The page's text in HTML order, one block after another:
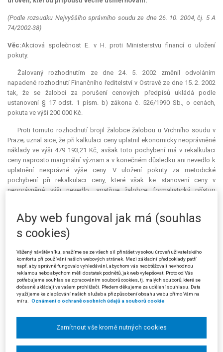
(Podle rozsudku Nejvyššího správního soudu ze dne 26. 10. 2004, čj. 5 A
74/2002-38)
Věc:Akciová společnost E. v H. proti Ministerstvu financí o uložení
pokuty.
Žalovaný rozhodnutím ze dne 24. 5. 2002 změnil odvoláním
napadené rozhodnutí Finančního ředitelství v Ostravě ze dne 15. 2. 2002
tak, že se žalobci za porušení cenových předpisů ukládá podle
ustanovení § 17 odst. 1 písm. b) zákona č. 526/1990 Sb., o cenách,
pokuta ve výši 200 000 Kč.
Proti tomuto rozhodnutí brojil žalobce žalobou u Vrchního soudu v
Praze; uznal sice, že při kalkulaci ceny uplatnil ekonomicky neoprávněné
náklady ve výši 479 193,21 Kč, avšak toto pochybení má v rekalkulaci
ceny naprostomarginální význam a v konečném důsledku ani nevedlo k
uplatnění nesprávné výše ceny. V uložení pokuty za metodické
pochybení při rekalkulaci ceny, které však ke stanovení ceny v
neoprávněné výši nevedlo, spatřuje žalobce formalistický přístup
vyšších odpisů, než byly zjištěny v účetnictví, neboť takovému závěru
chybí jakákoliv opora v dokazování. Nezákonnost napadeného
rozhodnutí proto žalobce spatřuje v uložení pokuty za porušení
metodického pokynu, které nevedlo k nesprávné kalkulaci ceny, a za
další porušení cenového předpisu, které vůbec nebylo prokázáno.
Žalovaný ve svém vyjádření k žalobě uvedl, že se ztotožňuje se
základní námitkou žalobce, že nebyl prokázán neoprávněný majetkový
prospěch, jelikož nebyla prokázána výše přiměřeného zisku. Ve
nezdůvodnil zjištěnou výši přiměřeného zisku: v protokolu se kontrolou
zjištěná výše přiměřeného zisku opírá pouze o konstatování, že se
výrazně neodlišuje od dlouhodobého podílu zisku, avšak není uvedeno,
zda jde o podíl v dané společnosti či na místním trhu nebo v rámci
Aby web fungoval jak má (souhlas
s cookies)
Vážený návštěvníku, snažíme se ze všech sil přinášet vysokou úroveň uživatelského
komfortu při používání našich webových stránek. Mezi základní předpoklady patří
např. aby správně fungovalo vyhledávání, abychom vás neobtěžovali nevhodnou
reklamou nebo abychom měli dostatek podnětů, jak web vylepšovat. Proto od Vás
potřebujeme souhlas se zpracováním souborů cookies, tj. malých souborů, které se
dočasně ukládají ve vašem prohlížeči. Předem děkujeme za udělení souhlasu. Data
využijeme ke zlepšování našich služeb a přizpůsobení obsahu webu přímo Vám na
míru.
Oznámení o ochraně osobních údajů a souborů cookie
Zamítnout vše kromě nutných cookies